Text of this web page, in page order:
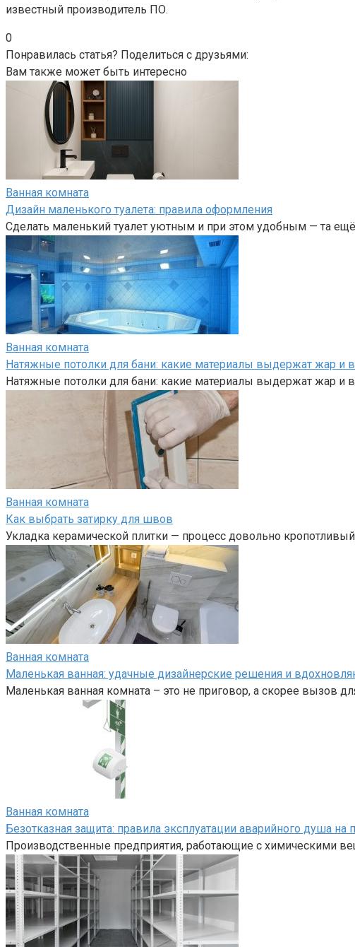
известный производитель ПО.
0
Понравилась статья? Поделиться с друзьями:
Вам также может быть интересно
Ванная комната
Дизайн маленького туалета: правила оформления
Сделать маленький туалет уютным и при этом удобным — та ещё
Ванная комната
Натяжные потолки для бани: какие материалы выдержат жар и
Натяжные потолки для бани: какие материалы выдержат жар и
Ванная комната
Как выбрать затирку для швов
Укладка керамической плитки — процесс довольно
Ванная комната
Маленькая ванная: удачные дизайнерские решения и
Маленькая ванная комната – это не приговор, а скорее вызов
Ванная комната
Безотказная защита: правила эксплуатации аварийного душа на
Производственные предприятия, работающие с химическими